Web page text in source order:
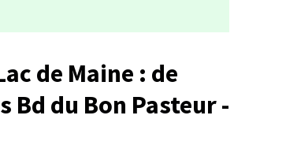
de Maine : de
Bd du Bon Pasteur -